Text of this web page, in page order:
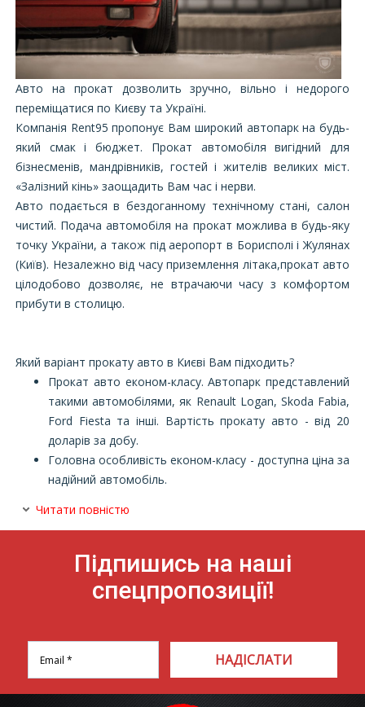
Авто на прокат дозволить зручно, вільно і недорого
переміщатися по Києву та Україні.
Компанія Rent95 пропонує Вам широкий автопарк на будь-
який смак і бюджет. Прокат автомобіля вигідний для
бізнесменів, мандрівників, гостей і жителів великих міст.
«Залізний кінь» заощадить Вам час і нерви.
Авто подається в бездоганному технічному стані, салон
чистий. Подача автомобіля на прокат можлива в будь-яку
точку України, а також під аеропорт в Борисполі і Жулянах
(Київ). Незалежно від часу приземлення літака,прокат авто
цілодобово дозволяє, не втрачаючи часу з комфортом
прибути в столицю.
Який варіант прокату авто в Києві Вам підходить?
Прокат авто економ-класу. Автопарк представлений
такими автомобілями, як Renault Logan, Skoda Fabia,
Ford Fiesta та інші. Вартість прокату авто - від 20
доларів за добу.
Головна особливість економ-класу - доступна ціна за
надійний автомобіль.
Читати повністю
Підпишись на наші
спецпропозиції!
НАДІСЛАТИ